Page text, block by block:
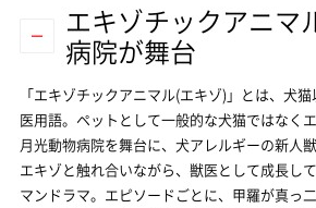
エキゾチックアニマ
病院が舞台
「エキゾチックアニマル(エキゾ)」とは、犬
医用語。ペットとして一般的な犬猫ではなく
月光動物病院を舞台に、犬アレルギーの新人
エキゾと触れ合いながら、獣医として成長し
マンドラマ。エピソードごとに、甲羅が真っ